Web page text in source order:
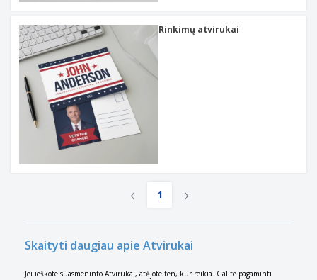
Rinkimų atvirukai
‹ 1 ›
Skaityti daugiau apie Atvirukai
Jei ieškote suasmeninto Atvirukai, atėjote ten, kur reikia. Galite pagaminti